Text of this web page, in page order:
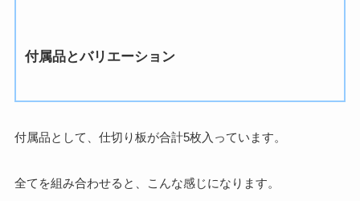
付属品とバリエーション
付属品として、仕切り板が合計5枚入っています。
全てを組み合わせると、こんな感じになります。